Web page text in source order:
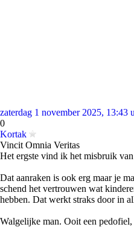
zaterdag 1 november 2025, 13:43
0
Kortak
Vincit Omnia Veritas
Het ergste vind ik het misbruik
Dat aanraken is ook erg maar je
schend het vertrouwen wat
hebben. Dat werkt straks door in
Walgelijke man. Ooit een